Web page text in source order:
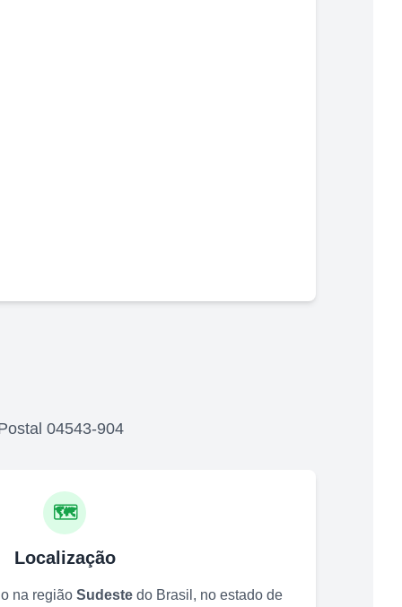
04543-904
🗺️
Localização
na região Sudeste do Brasil, no estado de